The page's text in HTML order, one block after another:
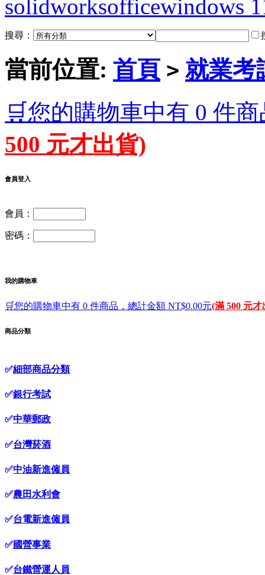
solidworksofficewindows
搜尋：
當前位置: 首頁 > 就業考
🛒您的購物車中有 0 件
500 元才出貨)
會員登入
會員：
密碼：
我的購物車
🛒您的購物車中有 0 件商品，總計金額 NT$0.00元(滿 500 元才
商品分類
✅細部商品分類
✅銀行考試
✅中華郵政
✅台灣菸酒
✅中油新進僱員
✅農田水利會
✅台電新進僱員
✅國營事業
✅台鐵營運人員